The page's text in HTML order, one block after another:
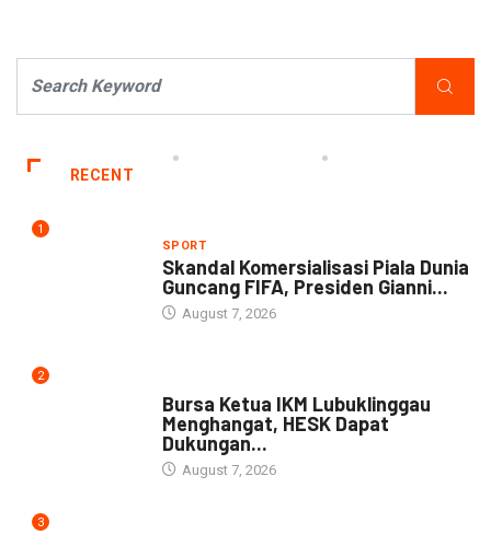
RECENT
1
SPORT
Skandal Komersialisasi Piala Dunia
Guncang FIFA, Presiden Gianni...
August 7, 2026
2
Bursa Ketua IKM Lubuklinggau
Menghangat, HESK Dapat
Dukungan...
August 7, 2026
3